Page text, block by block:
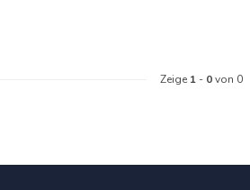
Zeige 1 - 0von 0